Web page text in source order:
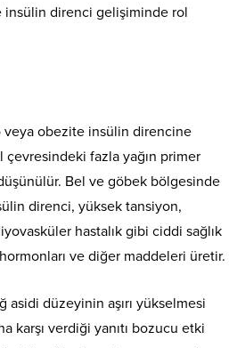
insülin direnci gelişiminde rol
veya obezite insülin direncine
fazla yağın primer
Bel ve göbek bölgesinde
direnci, yüksek tansiyon,
hastalık gibi ciddi sağlık
ve diğer maddeleri üretir.
asidi düzeyinin aşırı yükselmesi
karşı verdiği yanıtı bozucu etki